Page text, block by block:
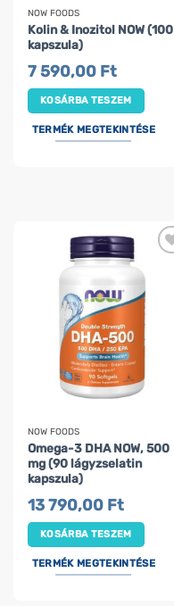
NOW FOODS
Kolin & Inozitol NOW (100
kapszula)
7 590,00 Ft
KOSÁRBA TESZEM
TERMÉK MEGTEKINTÉSE
NOW FOODS
Omega-3 DHA NOW, 500
mg (90 lágyzselatin
kapszula)
13 790,00 Ft
KOSÁRBA TESZEM
TERMÉK MEGTEKINTÉSE